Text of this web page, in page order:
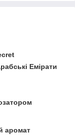
Емірати
аромат